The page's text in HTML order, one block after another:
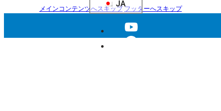
メインコンテンツへスキップフッターへスキップ
JA